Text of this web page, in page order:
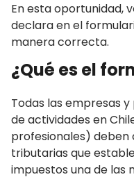
En esta oportunidad,
declara en el
manera correcta.
¿Qué es el
Todas las empresas
de actividades en
profesionales) deben
tributarias que
impuestos una de las